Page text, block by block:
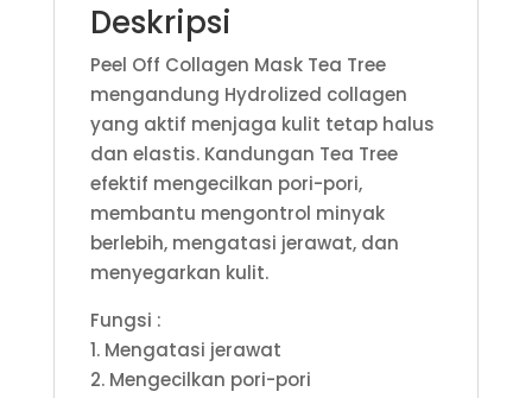
Deskripsi
Peel Off Collagen Mask Tea Tree
mengandung Hydrolized collagen
yang aktif menjaga kulit tetap halus
dan elastis. Kandungan Tea Tree
efektif mengecilkan pori-pori,
membantu mengontrol minyak
berlebih, mengatasi jerawat, dan
menyegarkan kulit.
Fungsi :
1. Mengatasi jerawat
2. Mengecilkan pori-pori